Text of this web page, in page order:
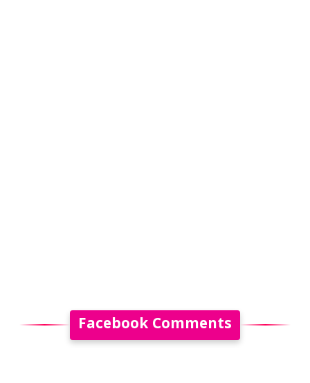
Facebook Comments